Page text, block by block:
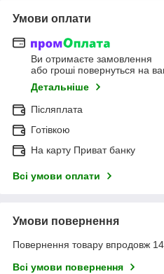
Умови оплати
Ви отримаєте замовлення
або гроші повернуться на
Детальніше
Післяплата
Готівкою
На карту Приват банку
Всі умови оплати
Умови повернення
Повернення товару впродовж
Всі умови повернення